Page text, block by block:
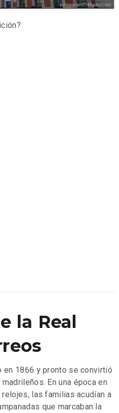
la Real
1866 y pronto se convirtió
En una época en
las familias acudían a
que marcaban la